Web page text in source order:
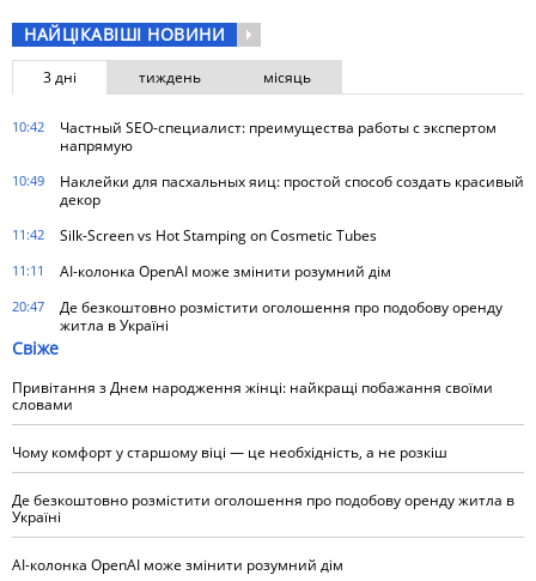
НАЙЦІКАВІШІ НОВИНИ
3 дні тиждень місяць
10:42
Частный SEO-специалист: преимущества работы с экспертом
напрямую
10:49
Наклейки для пасхальных яиц: простой способ создать красивый
декор
11:42 Silk-Screen vs Hot Stamping on Cosmetic Tubes
11:11 AI-колонка OpenAI може змінити розумний дім
20:47
Де безкоштовно розмістити оголошення про подобову оренду
житла в Україні
Свіже
Привітання з Днем народження жінці: найкращі побажання своїми
словами
Чому комфорт у старшому віці — це необхідність, а не розкіш
Де безкоштовно розмістити оголошення про подобову оренду житла в
Україні
AI-колонка OpenAI може змінити розумний дім